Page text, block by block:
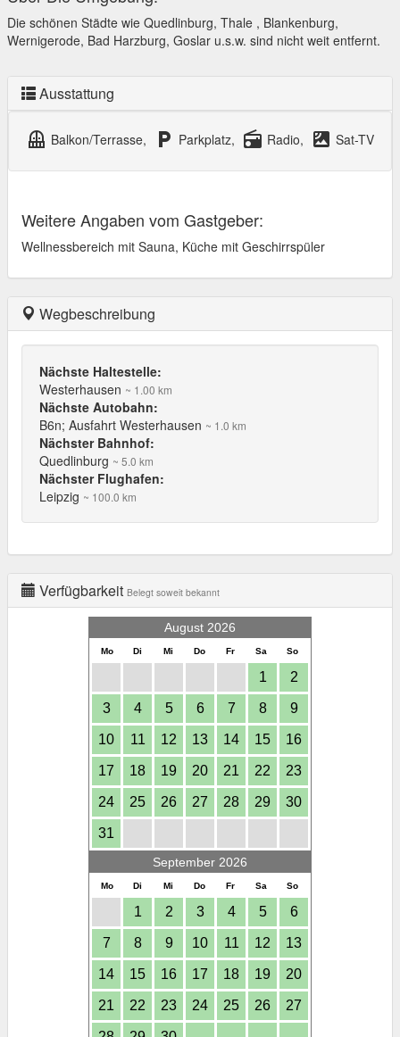
Die schönen Städte wie Quedlinburg, Thale , Blankenburg,
Wernigerode, Bad Harzburg, Goslar u.s.w. sind nicht weit entfernt.
Ausstattung
balcony Balkon/Terrasse, local_parking Parkplatz, radio Radio, satellite Sat-TV
Weitere Angaben vom Gastgeber:
Wellnessbereich mit Sauna, Küche mit Geschirrspüler
Wegbeschreibung
Nächste Haltestelle:
Westerhausen ~ 1.00 km
Nächste Autobahn:
B6n; Ausfahrt Westerhausen ~ 1.0 km
Nächster Bahnhof:
Quedlinburg ~ 5.0 km
Nächster Flughafen:
Leipzig ~ 100.0 km
Verfügbarkeit Belegt soweit bekannt
August 2026
Mo Di Mi Do Fr Sa So
1 2
3 4 5 6 7 8 9
10 11 12 13 14 15 16
17 18 19 20 21 22 23
24 25 26 27 28 29 30
31
September 2026
Mo Di Mi Do Fr Sa So
1 2 3 4 5 6
7 8 9 10 11 12 13
14 15 16 17 18 19 20
21 22 23 24 25 26 27